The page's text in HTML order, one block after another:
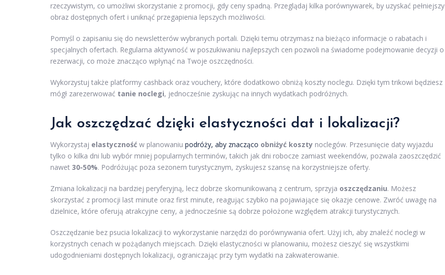
rzeczywistym, co umożliwi skorzystanie z promocji, gdy ceny spadną. Przeglądaj kilka porównywarek, by uzyskać pełniejszy
obraz dostępnych ofert i uniknąć przegapienia lepszych możliwości.
Pomyśl o zapisaniu się do newsletterów wybranych portali. Dzięki temu otrzymasz na bieżąco informacje o rabatach i
specjalnych ofertach. Regularna aktywność w poszukiwaniu najlepszych cen pozwoli na świadome podejmowanie decyzji o
rezerwacji, co może znacząco wpłynąć na Twoje oszczędności.
Wykorzystuj także platformy cashback oraz vouchery, które dodatkowo obniżą koszty noclegu. Dzięki tym trikowi będziesz
mógł zarezerwować tanie noclegi, jednocześnie zyskując na innych wydatkach podróżnych.
Jak oszczędzać dzięki elastyczności dat i lokalizacji?
Wykorzystaj elastyczność w planowaniu podróży, aby znacząco obniżyć koszty noclegów. Przesunięcie daty wyjazdu
tylko o kilka dni lub wybór mniej popularnych terminów, takich jak dni robocze zamiast weekendów, pozwala zaoszczędzić
nawet 30-50%. Podróżując poza sezonem turystycznym, zyskujesz szansę na korzystniejsze oferty.
Zmiana lokalizacji na bardziej peryferyjną, lecz dobrze skomunikowaną z centrum, sprzyja oszczędzaniu. Możesz
skorzystać z promocji last minute oraz first minute, reagując szybko na pojawiające się okazje cenowe. Zwróć uwagę na
dzielnice, które oferują atrakcyjne ceny, a jednocześnie są dobrze położone względem atrakcji turystycznych.
Oszczędzanie bez psucia lokalizacji to wykorzystanie narzędzi do porównywania ofert. Użyj ich, aby znaleźć noclegi w
korzystnych cenach w pożądanych miejscach. Dzięki elastyczności w planowaniu, możesz cieszyć się wszystkimi
udogodnieniami dostępnych lokalizacji, ograniczając przy tym wydatki na zakwaterowanie.